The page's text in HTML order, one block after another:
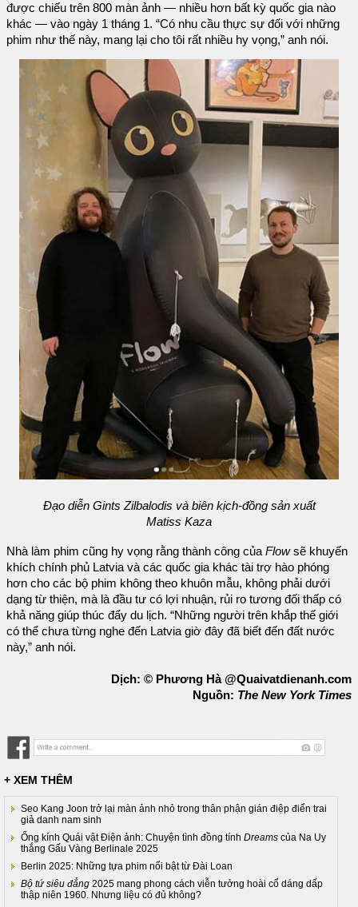
được chiếu trên 800 màn ảnh — nhiều hơn bất kỳ quốc gia nào
khác — vào ngày 1 tháng 1. “Có nhu cầu thực sự đối với những
phim như thế này, mang lại cho tôi rất nhiều hy vọng,” anh nói.
Đạo diễn Gints Zilbalodis và biên kịch-đồng sản xuất
Matiss Kaza
Nhà làm phim cũng hy vọng rằng thành công củaFlowsẽ khuyến
khích chính phủ Latvia và các quốc gia khác tài trợ hào phóng
hơn cho các bộ phim không theo khuôn mẫu, không phải dưới
dạng từ thiện, mà là đầu tư có lợi nhuận, rủi ro tương đối thấp có
khả năng giúp thúc đẩy du lịch. “Những người trên khắp thế giới
có thể chưa từng nghe đến Latvia giờ đây đã biết đến đất nước
này,” anh nói.
Dịch: © Phương Hà @Quaivatdienanh.com
Nguồn: The New York Times
+ XEM THÊM
Seo Kang Joon trở lại màn ảnh nhỏ trong thân phận gián điệp điển trai
giả danh nam sinh
Ống kính Quái vật Điện ảnh: Chuyện tình đồng tính Dreams của Na Uy
thắng Gấu Vàng Berlinale 2025
Berlin 2025: Những tựa phim nổi bật từ Đài Loan
Bộ tứ siêu đẳng 2025 mang phong cách viễn tưởng hoài cổ dáng dấp
thập niên 1960. Nhưng liệu có đủ không?